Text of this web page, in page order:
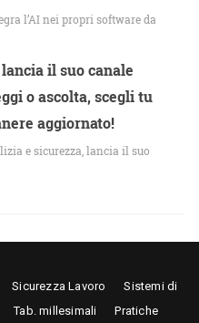
l’AI nei propri software da
il suo canale
o ascolta, scegli tu
aggiornato!
e sicurezza, lancia il suo
Sicurezza Lavoro
Sistemi di
Tab. millesimali
Pratiche